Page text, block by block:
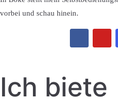
vorbei und schau hinein.
Ich biete